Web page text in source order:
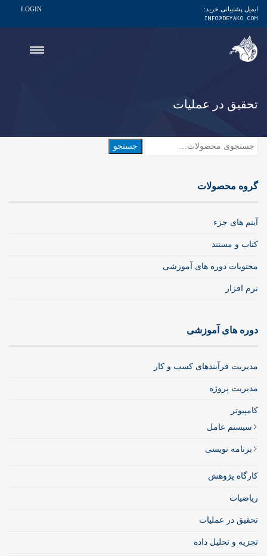
ایمیل پشتیبانی خرید:
INFO@DEYAKO.COM
LOGIN
تحقیق در عملیات
جستجو
گروه محصولات
آیتم های جزء
کتاب و مستند
محتویات دوره های آموزشی
نرم افزار
دوره های آموزشی
مدیریت فرآیندهای کسب و کار
مدیریت پروژه
کامپیوتر
سیستم عامل
برنامه نویسی
کارگاه پژوهش
ریاضیات
تحقیق در عملیات
تجزیه و تحلیل داده